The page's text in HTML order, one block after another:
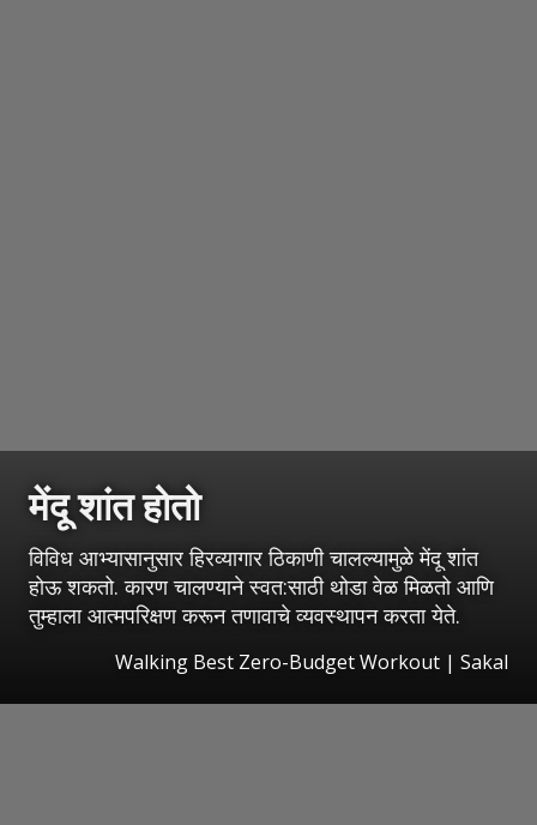
मेंदू शांत होतो
विविध आभ्यासानुसार हिरव्यागार ठिकाणी चालल्यामुळे मेंदू शांत
होऊ शकतो. कारण चालण्याने स्वत:साठी थोडा वेळ मिळतो आणि
तुम्हाला आत्मपरिक्षण करून तणावाचे व्यवस्थापन करता येते.
Walking Best Zero-Budget Workout | Sakal